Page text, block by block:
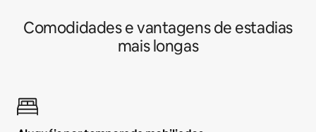
Comodidades e vantagens de estadias
mais longas